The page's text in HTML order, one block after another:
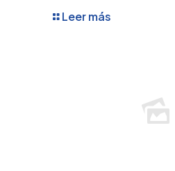
Leer más